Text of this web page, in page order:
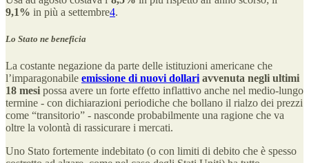
9,1% in più a settembre4.
Lo Stato ne beneficia
La costante negazione da parte delle istituzioni americane che
l’imparagonabile emissione di nuovi dollariavvenuta negli ultimi
18 mesi possa avere un forte effetto inflattivo anche nel medio-lungo
termine - con dichiarazioni periodiche che bollano il rialzo dei prezzi
come “transitorio” - nasconde probabilmente una ragione che va
oltre la volontà di rassicurare i mercati.
Uno Stato fortemente indebitato (o con limiti di debito che è spesso